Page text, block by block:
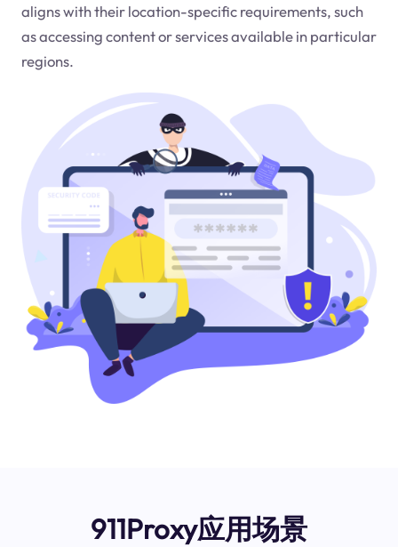
aligns with their location-specific requirements, such
as accessing content or services available in particular
regions.
911Proxy应用场景